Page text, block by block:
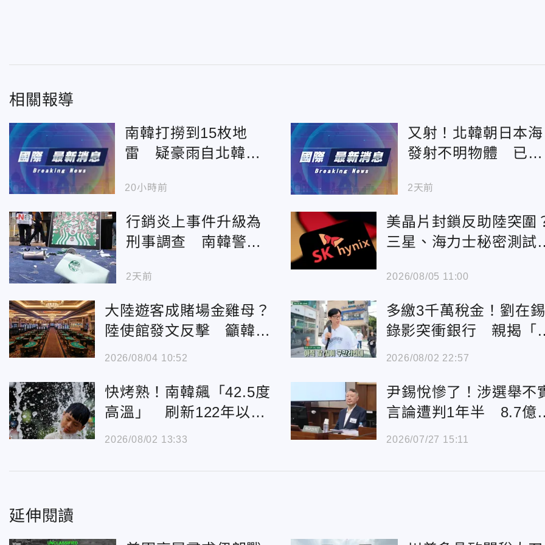
相關報導
南韓打撈到15枚地
雷 疑豪雨自北韓沖
20小時前
又射！北韓朝日本海
發射不明物體 已落
2天前
行銷炎上事件升級為
刑事調查 南韓警方
2天前
美晶片封鎖反助陸突圍
三星、海力士秘密測試
2026/08/05 11:00
大陸遊客成賭場金雞母？
陸使館發文反擊 籲韓方
停止招攬賭博
2026/08/04 10:52
多繳3千萬稅金！劉在錫
錄影突衝銀行 親揭「
查稅」狠招
2026/08/02 22:57
快烤熟！南韓飆「42.5度
高溫」 刷新122年以來
最熱紀錄
2026/08/02 13:33
尹錫悅慘了！涉選舉不
言論遭判1年半 8.7億
助恐被追回
2026/07/27 15:11
延伸閱讀